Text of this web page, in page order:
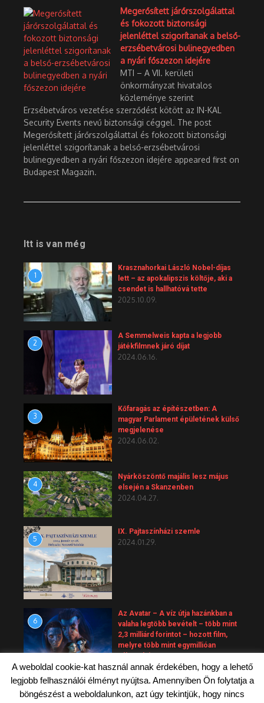
Megerősített járőrszolgálattal
és fokozott biztonsági
jelenléttel szigorítanak a belső-
erzsébetvárosi bulinegyedben
a nyári főszezon idejére
MTI – A VII. kerületi
önkormányzat hivatalos
közleménye szerint
Erzsébetváros vezetése szerződést kötött az IN-KAL
Security Events nevű biztonsági céggel. The post
Megerősített járőrszolgálattal és fokozott biztonsági
jelenléttel szigorítanak a belső-erzsébetvárosi
bulinegyedben a nyári főszezon idejére appeared first on
Budapest Magazin.
Itt is van még
1
Krasznahorkai László Nobel-díjas
lett – az apokalipszis költője, aki a
csendet is hallhatóvá tette
2025.10.09.
2
A Semmelweis kapta a legjobb
játékfilmnek járó díjat
2024.06.16.
3
Kőfaragás az építészetben: A
magyar Parlament épületének külső
megjelenése
2024.06.02.
4
Nyárköszöntő majális lesz május
elsején a Skanzenben
2024.04.27.
5
IX. Pajtaszínházi szemle
2024.01.29.
6
Az Avatar – A víz útja hazánkban a
valaha legtöbb bevételt – több mint
2,3 milliárd forintot – hozott film,
melyre több mint egymillióan
2023.10.01.
A weboldal cookie-kat használ annak érdekében, hogy a lehető
legjobb felhasználói élményt nyújtsa. Amennyiben Ön folytatja a
böngészést a weboldalunkon, azt úgy tekintjük, hogy nincs